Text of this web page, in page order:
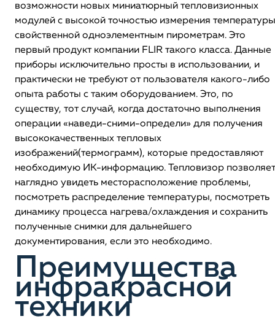
возможности новых миниатюрный тепловизионных
модулей с высокой точностью измерения
свойственной одноэлементным пирометрам. Это
первый продукт компании FLIR такого класса. Данные
приборы исключительно просты в использовании, и
практически не требуют от пользователя какого-либо
опыта работы с таким оборудованием. Это, по
существу, тот случай, когда достаточно выполнения
операции «наведи-сними-определи» для получения
высококачественных тепловых
изображений(термограмм), которые предоставляют
необходимую ИК-информацию. Тепловизор позволяет
наглядно увидеть месторасположение проблемы,
посмотреть распределение температуры, посмотреть
динамику процесса нагрева/охлаждения и сохранить
полученные снимки для дальнейшего
документирования, если это необходимо.
Преимущества
инфракрасной
техники